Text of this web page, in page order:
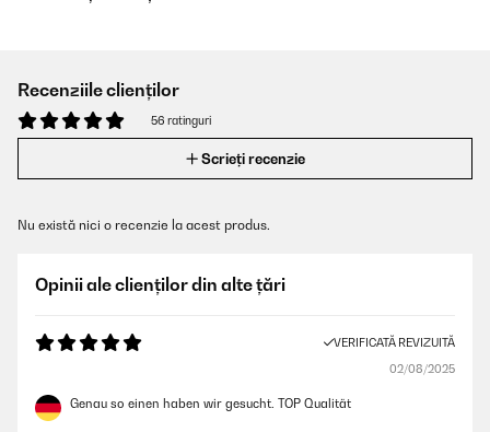
Recenziile clienților
56 ratinguri
Scrieți recenzie
Nu există nici o recenzie la acest produs.
Opinii ale clienților din alte țări
VERIFICATĂ REVIZUITĂ
02/08/2025
Genau so einen haben wir gesucht. TOP Qualität